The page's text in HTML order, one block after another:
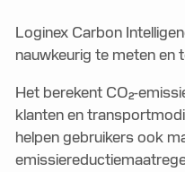
Loginex Carbon
nauwkeurig te meten en
Het berekent CO₂-
klanten en
helpen gebruikers ook